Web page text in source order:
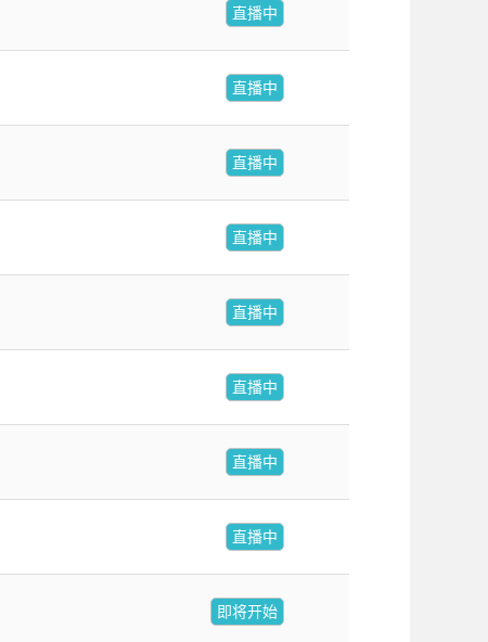
直播中
直播中
直播中
直播中
直播中
直播中
直播中
直播中
即将开始